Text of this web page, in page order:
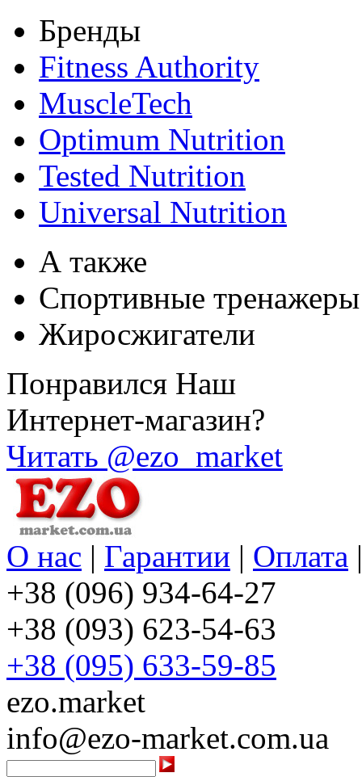
Бренды
Fitness Authority
MuscleTech
Optimum Nutrition
Tested Nutrition
Universal Nutrition
А также
Спортивные тренажеры
Жиросжигатели
Понравился Наш
Интернет-магазин?
Читать @ezo_market
О нас | Гарантии | Оплата
+38 (096) 934-64-27
+38 (093) 623-54-63
+38 (095) 633-59-85
ezo.market
info@ezo-market.com.ua